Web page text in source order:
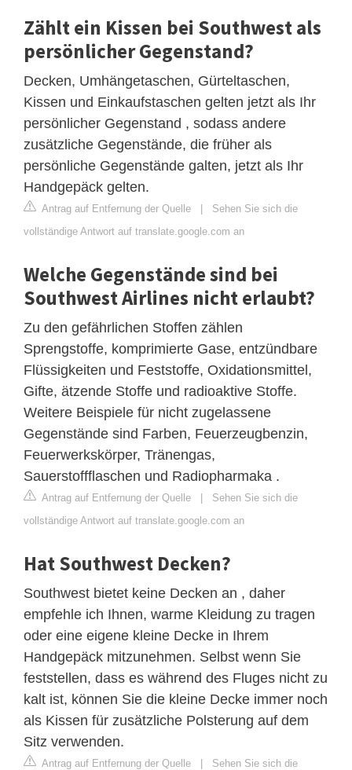
Zählt ein Kissen bei Southwest als
persönlicher Gegenstand?
Decken, Umhängetaschen, Gürteltaschen,
Kissen und Einkaufstaschen gelten jetzt als Ihr
persönlicher Gegenstand , sodass andere
zusätzliche Gegenstände, die früher als
persönliche Gegenstände galten, jetzt als Ihr
Handgepäck gelten.
Antrag auf Entfernung der Quelle | Sehen Sie sich die
vollständige Antwort auf translate.google.com an
Welche Gegenstände sind bei
Southwest Airlines nicht erlaubt?
Zu den gefährlichen Stoffen zählen
Sprengstoffe, komprimierte Gase, entzündbare
Flüssigkeiten und Feststoffe, Oxidationsmittel,
Gifte, ätzende Stoffe und radioaktive Stoffe.
Weitere Beispiele für nicht zugelassene
Gegenstände sind Farben, Feuerzeugbenzin,
Feuerwerkskörper, Tränengas,
Sauerstoffflaschen und Radiopharmaka .
Antrag auf Entfernung der Quelle | Sehen Sie sich die
vollständige Antwort auf translate.google.com an
Hat Southwest Decken?
Southwest bietet keine Decken an , daher
empfehle ich Ihnen, warme Kleidung zu tragen
oder eine eigene kleine Decke in Ihrem
Handgepäck mitzunehmen. Selbst wenn Sie
feststellen, dass es während des Fluges nicht zu
kalt ist, können Sie die kleine Decke immer noch
als Kissen für zusätzliche Polsterung auf dem
Sitz verwenden.
Antrag auf Entfernung der Quelle | Sehen Sie sich die